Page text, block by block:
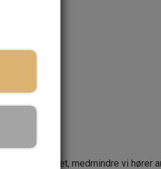
ordre samlet, medmindre vi hører